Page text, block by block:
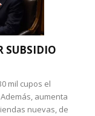
SUBSIDIO
mil cupos el
aumenta
nuevas, de